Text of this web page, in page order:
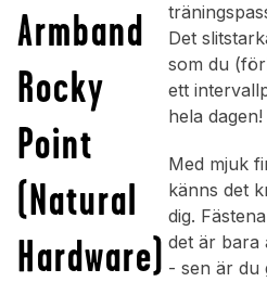
Armband
Rocky
Point
(Natural
Hardware)
Det
som du
ett
hela dagen!
Med mjuk
känns det
dig.
det är bara
- sen är du